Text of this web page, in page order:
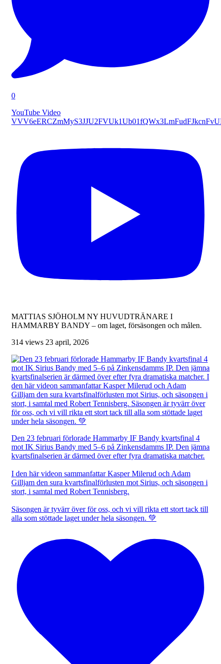
0
YouTube Video
MATTIAS SJÖHOLM NY HUVUDTRÄNARE I
HAMMARBY BANDY – om laget, försäsongen och målen.
314 views 23 april, 2026
Den 23 februari förlorade Hammarby IF Bandy kvartsfinal 4
mot IK Sirius Bandy med 5–6 på Zinkensdamms IP. Den jämna
kvartsfinalserien är därmed över efter fyra dramatiska matcher.
I den här videon sammanfattar Kasper Milerud och Adam
Gilljam den sura kvartsfinalförlusten mot Sirius, och säsongen i
stort, i samtal med Robert Tennisberg.
Säsongen är tyvärr över för oss, och vi vill rikta ett stort tack till
alla som stöttade laget under hela säsongen. 💚